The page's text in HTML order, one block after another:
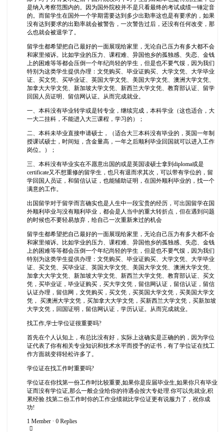
是纳入考察范围内的。因为国外院校并不是只看最终的考试成绩一锤定音
的。而留学生在国外一个学期需要达到多少出勤率这也是有要求的，如果
没有达到要求的出勤率就会被警告，一次警告过后，还没有任何改变，那
么也就会被退学了。
留学生都希望把自己最好的一面展现给家里，无论自己压力有多大都不会
和家里倾诉。比如学业的压力、课程难、异国他乡的孤独感、失恋、金钱
上的困难等等都会压倒一个年纪尚轻的学生，但是也不要气馁，因为我们
特别为这类学生提供办理：文凭购买、毕业证购买、大学文凭、大学毕业
证、买文凭、买毕业证、英国大学文凭、美国大学文凭、澳洲大学文凭、
加拿大大学文凭、新加坡大学文凭、新西兰大学文凭、教育部认证、留学
回国人员证明、留信网认证。从而完成就业。
一、本科没有毕业转学或是转专业，继续完成，本科学业（这也适合，大
一大二挂科，不能进入大三课程，学习的）；
二、本科未毕业直接申请硕士，（适合大三本科没有毕业的，英国一年制
授课试硕士，时间短，含金量高，一年之后顺利毕业回国就可以进入工作
岗位。）；
三、本科没有毕业实在不愿意出国的或是英国读硕士拿到diploma或是
certificate又不想重修的留学生，也只有退而求其次，可以带有学位的，留
学回国人员证，和留信认证，也能辅助证明，在国外顺利毕业的，找一个
满意的工作。
出国留学对于留学而言确实也是人生中一段宝贵的经历，可出国留学在国
外顺利毕业与没有顺利毕业，都会是人当中的重大转折点，但在遇到问题
的时候也不要轻易放弃，给自己一次重新来过的机会
留学生都希望把自己最好的一面展现给家里，无论自己压力有多大都不会
和家里倾诉。比如学业的压力、课程难、异国他乡的孤独感、失恋、金钱
上的困难等等都会压倒一个年纪尚轻的学生，但是也不要气馁，因为我们
特别为这类学生提供办理：文凭购买、毕业证购买、大学文凭、大学毕业
证、买文凭、买毕业证、英国大学文凭、美国大学文凭、澳洲大学文凭、
加拿大大学文凭、新加坡大学文凭、新西兰大学文凭、教育部认证、买文
凭，买毕业证，毕业证购买，买大学文凭，留信网认证，留信认证，留信
认证办理，留信网，文凭购买，买文凭，买英国大学文凭，买美国大学文
凭， 买澳洲大学文凭，买加拿大大学文凭，买新西兰大学文凭，买新加坡
大学文凭，回国证明，留信网认证，学历认证。从而完成就业。
找工作,学士学位证很重要吗?
首先在个人认知上，有总比没有好，实际上这确实是正确的的，因为学位
证代表了你有相关专业知识和技术水平而授予的证书，有了学位证在找工
作方面就变得轻松许多了。
学位证在找工作时重要吗?
学位证在你找第一份工作时比较重要,如果你是应届毕业生,如果你只有毕业
证而没有学位证,那么一般企业给你的待遇会按大专处理.你可以先就业,积
累经验.找第二份工作时你的工作业绩就比学位证更有说服力了，祝你成
功!
1 Member · 0 Replies